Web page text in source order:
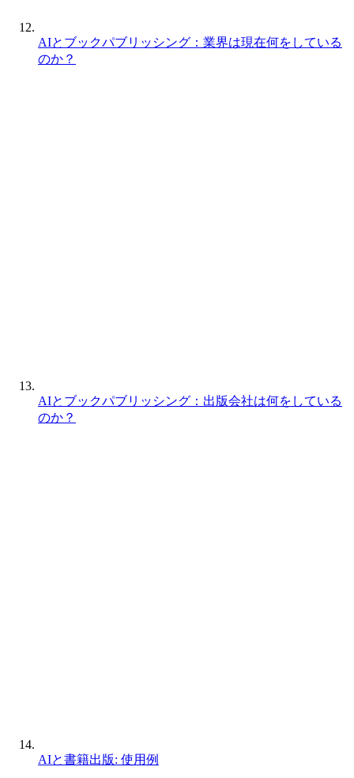
AIとブックパブリッシング：業界は現在何をしている
のか？
AIとブックパブリッシング：出版会社は何をしている
のか？
AIと書籍出版: 使用例